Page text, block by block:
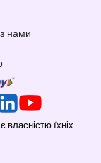
нами
власністю їхніх